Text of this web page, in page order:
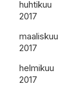
huhtikuu
2017
maaliskuu
2017
helmikuu
2017